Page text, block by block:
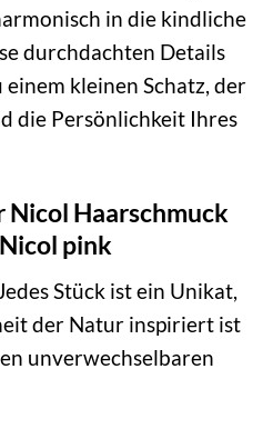
in die kindliche
durchdachten Details
einem kleinen Schatz, der
die Persönlichkeit Ihres
Nicol Haarschmuck
pink
Stück ist ein Unikat,
der Natur inspiriert ist
unverwechselbaren